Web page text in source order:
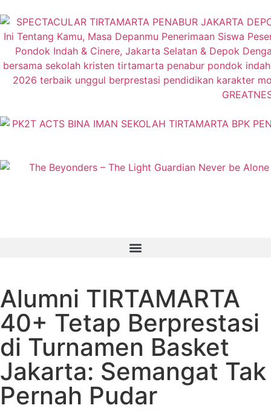
Alumni TIRTAMARTA
40+ Tetap Berprestasi
di Turnamen Basket
Jakarta: Semangat Tak
Pernah Pudar